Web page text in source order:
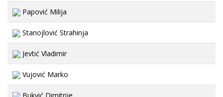
Papović Milija
Stanojlović Strahinja
Jevtić Vladimir
Vujović Marko